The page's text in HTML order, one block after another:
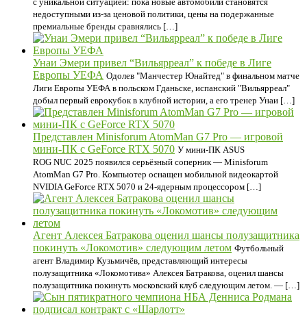
недоступными из-за ценовой политики, цены на подержанные
премиальные бренды сравнялись […]
Унаи Эмери привел “Вильярреал” к победе в Лиге
Европы УЕФА Одолев "Манчестер Юнайтед" в финальном матче
Лиги Европы УЕФА в польском Гданьске, испанский "Вильярреал"
добыл первый еврокубок в клубной истории, а его тренер Унаи […]
Представлен Minisforum AtomMan G7 Pro — игровой
мини-ПК с GeForce RTX 5070 У мини-ПК ASUS
ROG NUC 2025 появился серьёзный соперник — Minisforum
AtomMan G7 Pro. Компьютер оснащен мобильной видеокартой
NVIDIA GeForce RTX 5070 и 24-ядерным процессором […]
Агент Алексея Батракова оценил шансы полузащитника
покинуть «Локомотив» следующим летом Футбольный
агент Владимир Кузьмичёв, представляющий интересы
полузащитника «Локомотива» Алексея Батракова, оценил шансы
полузащитника покинуть московский клуб следующим летом. — […]